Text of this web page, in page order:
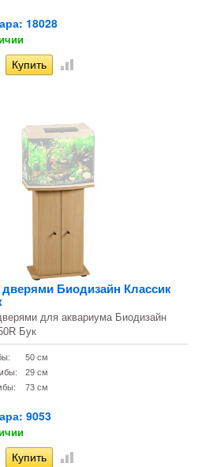
18028
Биодизайн Классик
для аквариума Биодизайн
Бук
50 см
29 см
73 см
9053